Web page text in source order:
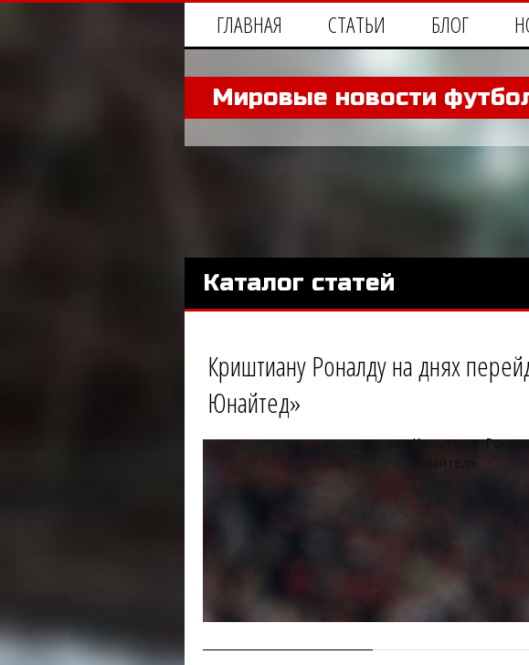
ГЛАВНАЯ СТАТЬИ БЛОГ
Мировые новости
Каталог статей
Криштиану Роналду на днях
Юнайтед»
Криштиану
Юнайтед»